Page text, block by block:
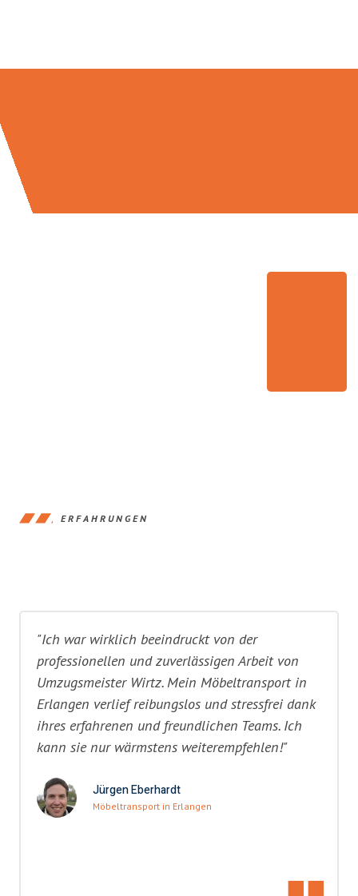
ERFAHRUNGEN
"Ich war wirklich beeindruckt von der
professionellen und zuverlässigen Arbeit von
Umzugsmeister Wirtz. Mein Möbeltransport in
Erlangen verlief reibungslos und stressfrei dank
ihres erfahrenen und freundlichen Teams. Ich
kann sie nur wärmstens weiterempfehlen!"
Jürgen Eberhardt
Möbeltransport in Erlangen